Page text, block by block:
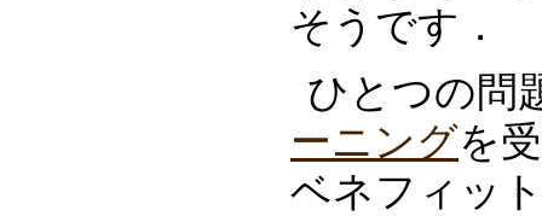
そうです．
ひとつの問
ーニングを
ベネフィッ